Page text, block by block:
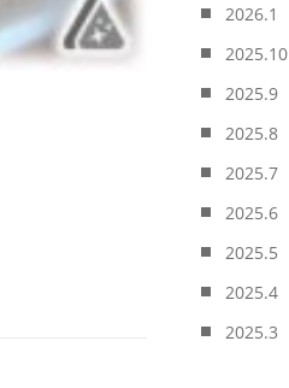
2026.1
2025.10
2025.9
2025.8
2025.7
2025.6
2025.5
2025.4
2025.3